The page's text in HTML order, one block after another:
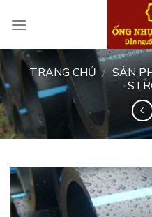
TRANG CHỦ / SẢN